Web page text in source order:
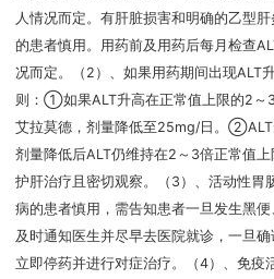
人情况而定。有肝脏损害和明确的乙型
的患者慎用。用药前及用药后每月检查
况而定。（2）、如果用药期间出现ALT
则：①如果ALT升高在正常值上限的2～
艾拉莫德，剂量降低至25mg/日。
剂量降低后ALT仍维持在2～3倍正常值
护肝治疗且密切观察。（3）、活动性胃
病的患者慎用，需告知患者一旦发生黑
及时通知医生并尽早去医院就诊，一旦
立即停药并进行对症治疗。（4）、免疫